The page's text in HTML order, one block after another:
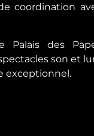
coordination
Palais des
son et
exceptionnel.